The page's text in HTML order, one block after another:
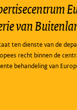
van
ten dienste van de
recht binnen de
behandeling van